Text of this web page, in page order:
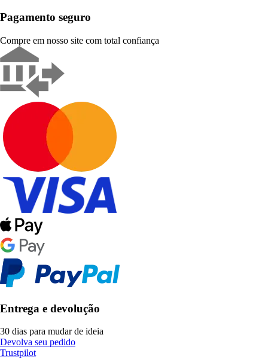
Pagamento seguro
Compre em nosso site com total confiança
Entrega e devolução
30 dias para mudar de ideia
Devolva seu pedido
Trustpilot